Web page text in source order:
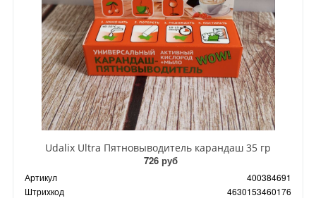
Udalix Ultra Пятновыводитель карандаш 35 гр
726 руб
Артикул
400384691
Штрихкод
4630153460176